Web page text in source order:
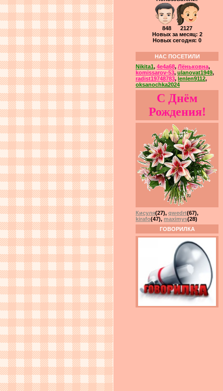
848 2127
Новых за месяц: 2
Новых сегодня: 0
НАС ПОСЕТИЛИ
Nikita1, 4e4a68, Лёньковна,
komissarov-53, ulanovat1949,
radist19748783, lenlen9112,
oksanochka2024
С Днём
Рождения!
Кисуля(27), qwedrt(67),
kirafo(47), maximys(28)
ГОВОРИЛКА